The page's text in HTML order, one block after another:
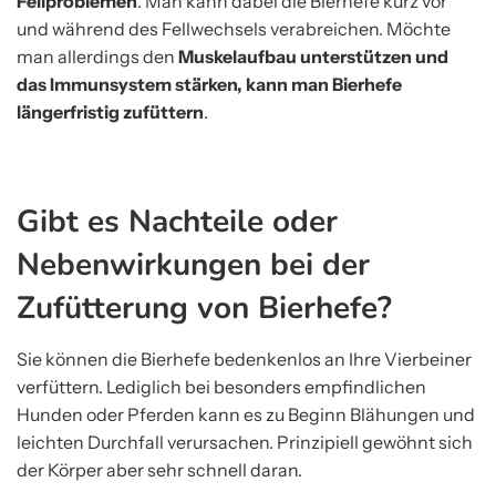
und während des Fellwechsels verabreichen. Möchte
man allerdings den Muskelaufbau unterstützen und
das Immunsystem stärken, kann man Bierhefe
längerfristig zufüttern.
Gibt es Nachteile oder
Nebenwirkungen bei der
Zufütterung von Bierhefe?
Sie können die Bierhefe bedenkenlos an Ihre Vierbeiner
verfüttern. Lediglich bei besonders empfindlichen
Hunden oder Pferden kann es zu Beginn Blähungen und
leichten Durchfall verursachen. Prinzipiell gewöhnt sich
der Körper aber sehr schnell daran.